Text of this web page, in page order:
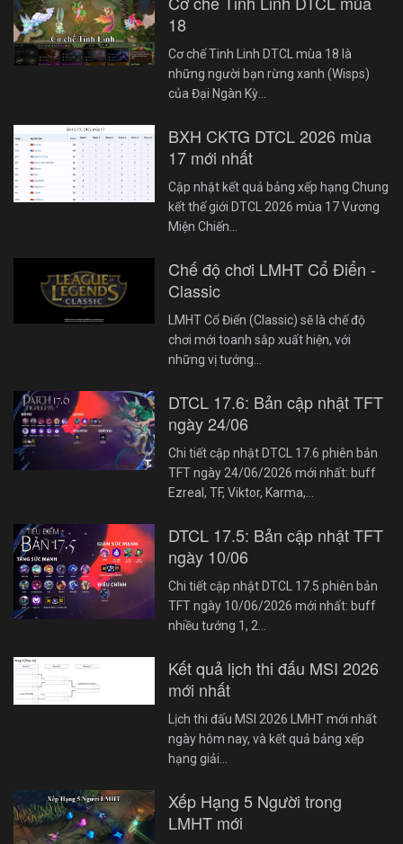
18
Cơ chế Tinh Linh DTCL mùa 18 là
những người bạn rừng xanh (Wisps)
của Đại Ngàn Kỳ…
BXH CKTG DTCL 2026 mùa
17 mới nhất
Cập nhật kết quả bảng xếp hạng Chung
kết thế giới DTCL 2026 mùa 17 Vương
Miện Chiến…
Chế độ chơi LMHT Cổ Điển -
Classic
LMHT Cổ Điển (Classic) sẽ là chế độ
chơi mới toanh sắp xuất hiện, với
những vị tướng…
DTCL 17.6: Bản cập nhật TFT
ngày 24/06
Chi tiết cập nhật DTCL 17.6 phiên bản
TFT ngày 24/06/2026 mới nhất: buff
Ezreal, TF, Viktor, Karma,…
DTCL 17.5: Bản cập nhật TFT
ngày 10/06
Chi tiết cập nhật DTCL 17.5 phiên bản
TFT ngày 10/06/2026 mới nhất: buff
nhiều tướng 1, 2…
Kết quả lịch thi đấu MSI 2026
mới nhất
Lịch thi đấu MSI 2026 LMHT mới nhất
ngày hôm nay, và kết quả bảng xếp
hạng giải…
Xếp Hạng 5 Người trong
LMHT mới